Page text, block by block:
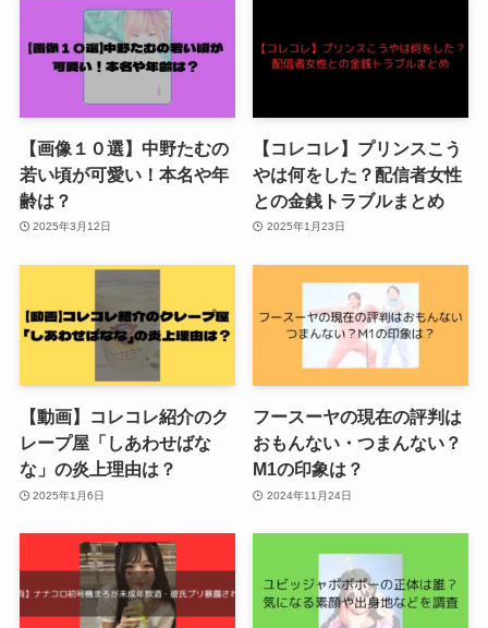
【画像１０選】中野たむの
若い頃が可愛い！本名や年
齢は？
2025年3月12日
【コレコレ】プリンスこう
やは何をした？配信者女性
との金銭トラブルまとめ
2025年1月23日
【動画】コレコレ紹介のク
レープ屋「しあわせばな
な」の炎上理由は？
2025年1月6日
フースーヤの現在の評判は
おもんない・つまんない？
M1の印象は？
2024年11月24日